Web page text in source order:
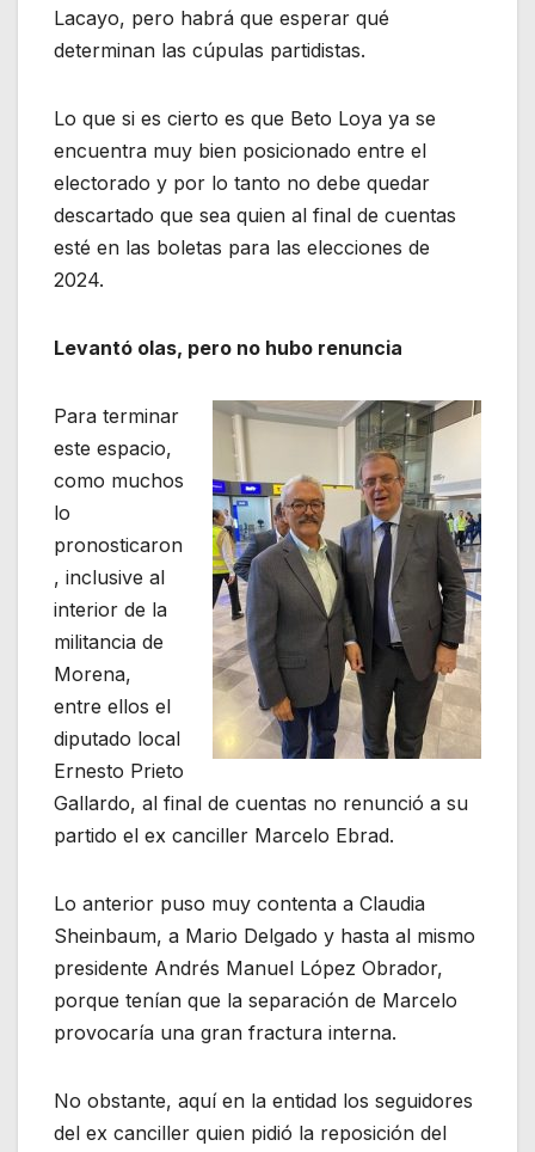
Lacayo, pero habrá que esperar qué
determinan las cúpulas partidistas.
Lo que si es cierto es que Beto Loya ya se
encuentra muy bien posicionado entre el
electorado y por lo tanto no debe quedar
descartado que sea quien al final de cuentas
esté en las boletas para las elecciones de
2024.
Levantó olas, pero no hubo renuncia
Para terminar
este espacio,
como muchos
lo
pronosticaron
, inclusive al
interior de la
militancia de
Morena,
entre ellos el
diputado local
Ernesto Prieto
Gallardo, al final de cuentas no renunció a su
partido el ex canciller Marcelo Ebrad.
Lo anterior puso muy contenta a Claudia
Sheinbaum, a Mario Delgado y hasta al mismo
presidente Andrés Manuel López Obrador,
porque tenían que la separación de Marcelo
provocaría una gran fractura interna.
No obstante, aquí en la entidad los seguidores
del ex canciller quien pidió la reposición del